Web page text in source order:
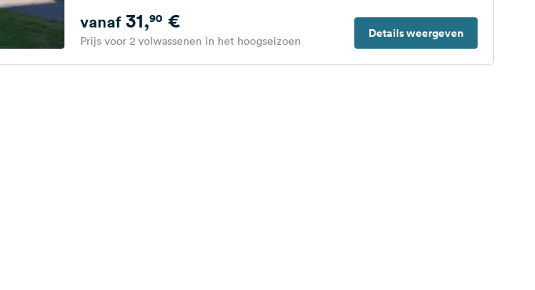
Details weergeven
vanaf31,90€
Prijs voor 2 volwassenen in het hoogseizoen